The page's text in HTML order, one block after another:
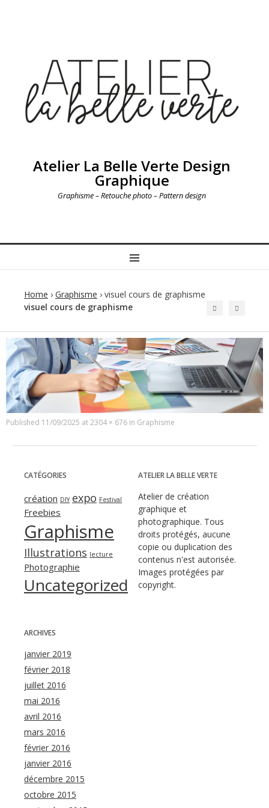
Atelier La Belle Verte Design
Graphique
Graphisme – Retouche photo – Pattern design
MENU
Home › Graphisme › visuel cours de graphisme
visuel cours de graphisme
Published 11/09/2025 at2304 × 676 in Graphisme
CATÉGORIES
création DIY expo Festival
Freebies
Graphisme
Illustrations lecture
Photographie
Uncategorized
ATELIER LA BELLE VERTE
Atelier de création
graphique et
photographique. Tous
droits protégés, aucune
copie ou duplication des
contenus n'est autorisée.
Images protégées par
copyright.
ARCHIVES
janvier 2019
février 2018
juillet 2016
mai 2016
avril 2016
mars 2016
février 2016
janvier 2016
décembre 2015
octobre 2015